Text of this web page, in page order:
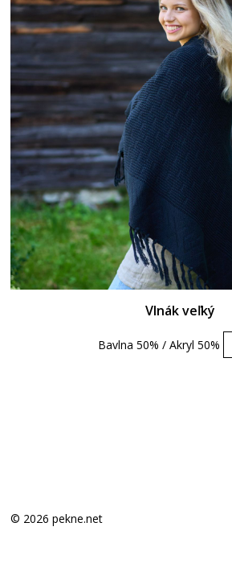
Vlnák veľký
Bavlna 50% / Akryl 50%
© 2026 pekne.net